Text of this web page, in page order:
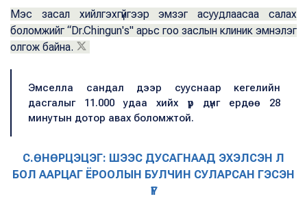
Мэс засал хийлгэхгүйгээр эмзэг асуудлаасаа салах
боломжийг “Dr.Chingun's" арьс гоо заслын клиник эмнэлэг
олгож байна.
Эмселла сандал дээр сууснаар кегелийн
дасгалыг 11.000 удаа хийх үр дүнг ердөө 28
минутын дотор авах боломжтой.
С.ӨНӨРЦЭЦЭГ: ШЭЭС ДУСАГНААД ЭХЭЛСЭН Л
БОЛ ААРЦАГ ЁРООЛЫН БУЛЧИН СУЛАРСАН ГЭСЭН
ҮГ